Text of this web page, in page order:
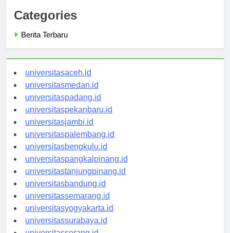
Categories
universitasaceh.id
universitasmedan.id
universitaspadang.id
universitaspekanbaru.id
universitasjambi.id
universitaspalembang.id
universitasbengkulu.id
universitaspangkalpinang.id
universitastanjungpinang.id
universitasbandung.id
universitassemarang.id
universitasyogyakarta.id
universitassurabaya.id